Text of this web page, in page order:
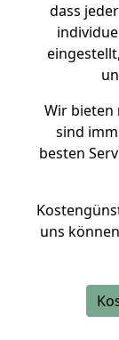
dass
Wir bieten
sind
besten
uns